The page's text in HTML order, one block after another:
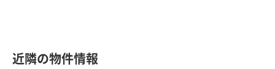
近隣の物件情報